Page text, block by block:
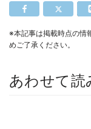
※本記事は掲載時点の情
めご了承ください。
あわせて読